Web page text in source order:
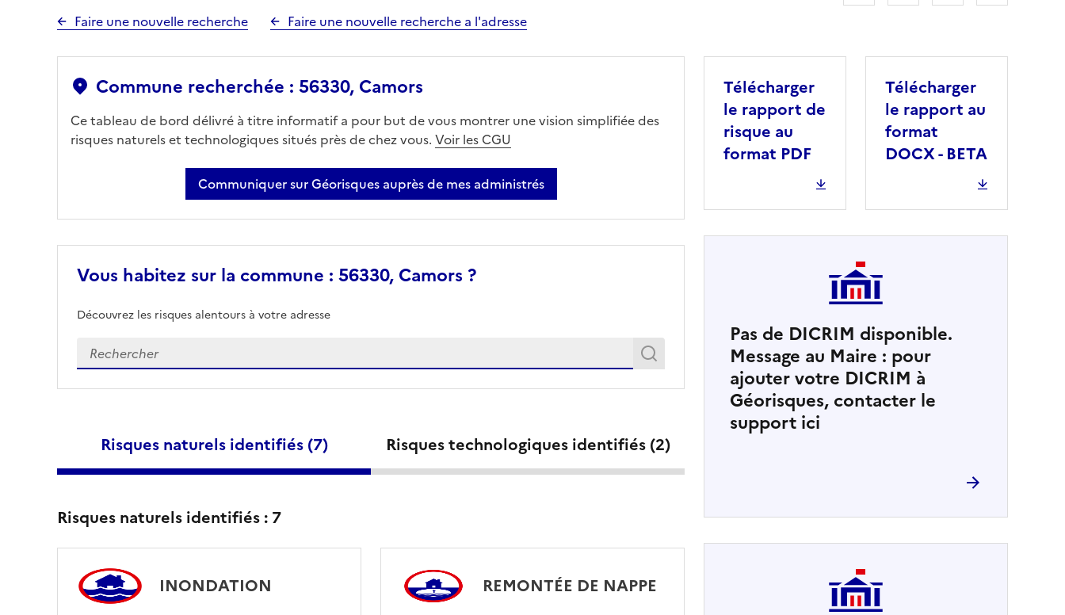
Faire une nouvelle recherche Faire une nouvelle recherche a l'adresse
Commune recherchée : 56330, Camors
Ce tableau de bord délivré à titre informatif a pour but de vous montrer une vision simplifiée des
risques naturels et technologiques situés près de chez vous. Voir les CGU
Communiquer sur Géorisques auprès de mes administrés
Vous habitez sur la commune : 56330, Camors ?
Découvrez les risques alentours à votre adresse
Veuillez renseigner votre adresse exacte Rechercher
Recherche
Risques naturels identifiés (7) Risques technologiques identifiés (2)
Risques naturels identifiés : 7
INONDATION REMONTÉE DE NAPPE
Télécharger
le rapport de
risque au
format PDF
Télécharger
le rapport au
format
DOCX - BETA
Pas de DICRIM disponible.
Message au Maire : pour
ajouter votre DICRIM à
Géorisques, contacter le
support ici